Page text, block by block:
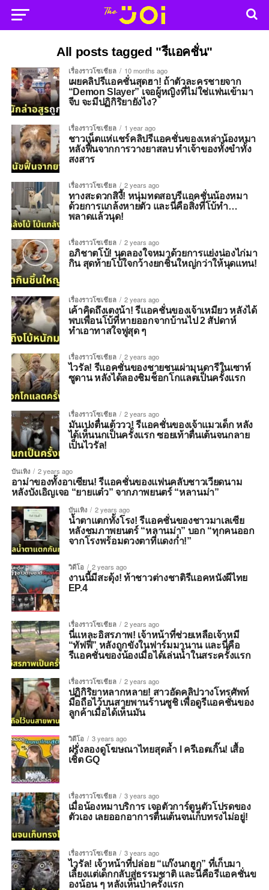
All posts tagged "รีแอคชั่น"
เรื่องราวโซเชียล 10 months ago
เผยคลิปรีแอคชั่นสุดฮา! ถ้าตัวละครชายจาก
“Demon Slayer” เจอผู้หญิงที่ไม่ใช่แฟนเข้ามา
จีบ จะมีปฏิกิริยายังไง?
เรื่องราวโซเชียล 1 year ago
ชาวเน็ตแห่แชร์คลิปรีแอคชั่นของเหล่าน้องหมา
หลังฟื้นจากการวางยาสลบ ทำเจ้าของทั้งขำทั้ง
สงสาร
เรื่องราวโซเชียล 2 years ago
ทางสะดวกสิงี้! หนุ่มทดสอบรีแอคชั่นน้องหมา
ด้วยการแกล้งหายตัว และนี่คือสิ่งที่โบ้ทำ…
พลาดแล้วนุด!
เรื่องราวโซเชียล 2 years ago
อภิชาตโบ้! นุดลองใจหมาด้วยการแย่งน่องไก่มา
กิน สุดท้ายโบ้ใจกว้างยกชิ้นใหญ่กว่าให้นุดแทน!
เรื่องราวโซเชียล 2 years ago
เค้าคิดถึงเตงน้า! รีแอคชั่นของเจ้าเหมียว หลังได้
พบเพื่อนโบ้ที่หายออกจากบ้านไป 2 สัปดาห์
ทำเอาทาสใจฟูสุด ๆ
เรื่องราวโซเชียล 2 years ago
ไวรัล! รีแอคชั่นของชายชนเผ่ามุนดารีในเซาท์
ซูดาน หลังได้ลองชิมช็อกโกแลตเป็นครั้งแรก
เรื่องราวโซเชียล 2 years ago
มันเปงตื่นเต้ววว! รีแอคชั่นของเจ้าแมวเด็ก หลัง
ได้เห็นนกเป็นครั้งแรก ซอยเท้าตื่นเต้นจนกลาย
เป็นไวรัล!
บันเทิง 2 years ago
อาม่าของทั้งอาเซียน! รีแอคชั่นของแฟนคลับชาวเวียดนาม
หลังบังเอิญเจอ “ยายแต๋ว” จากภาพยนตร์ “หลานม่า”
บันเทิง 2 years ago
น้ำตาแตกทั้งโรง! รีแอคชั่นของชาวมาเลเซีย
หลังชมภาพยนตร์ “หลานม่า” บอก “ทุกคนออก
จากโรงพร้อมดวงตาที่แดงก่ำ!”
วิดีโอ 2 years ago
งานนี้มีสะดุ้ง! ท้าชาวต่างชาติรีแอคหนังผีไทย
EP.4
เรื่องราวโซเชียล 2 years ago
นี่แหละอิสรภาพ! เจ้าหน้าที่ช่วยเหลือเจ้าหมี
“ทัฟฟี่” หลังถูกขังในฟาร์มมานาน และนี่คือ
รีแอคชั่นของน้องเมื่อได้เล่นน้ำในสระครั้งแรก
เรื่องราวโซเชียล 2 years ago
ปฏิกิริยาหลากหลาย! สาวอัดคลิปวางโทรศัพท์
มือถือไว้บนสายพานร้านซูชิ เพื่อดูรีแอคชั่นของ
ลูกค้าเมื่อได้เห็นมัน
วิดีโอ 3 years ago
ฝรั่งลองดูโฆษณาไทยสุดล้ำ l ครีเอตเกิ๊น! เสื้อ
เชิ้ต GQ
เรื่องราวโซเชียล 3 years ago
เมื่อน้องหมาบริการ เจอตัวการ์ตูนตัวโปรดของ
ตัวเอง เลยออกอาการตื่นเต้นจนเก็บทรงไม่อยู่!
เรื่องราวโซเชียล 3 years ago
ไวรัล! เจ้าหน้าที่ปล่อย “แก๊งนกฮูก” ที่เก็บมา
เลี้ยงแต่เด็กกลับสู่ธรรมชาติ และนี่คือรีแอคชั่นข
องน้อน ๆ หลังเห็นป่าครั้งแรก